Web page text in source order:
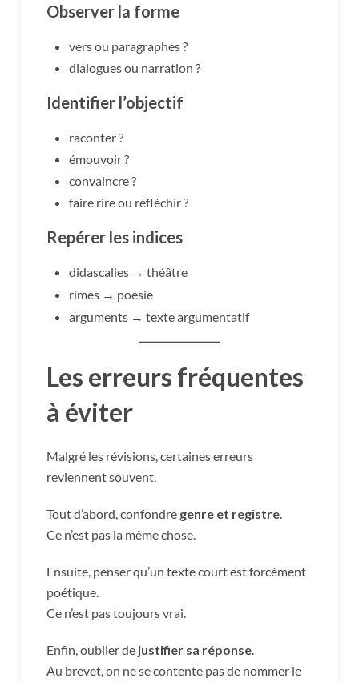
Observer la forme
vers ou paragraphes ?
dialogues ou narration ?
Identifier l’objectif
raconter ?
émouvoir ?
convaincre ?
faire rire ou réfléchir ?
Repérer les indices
didascalies → théâtre
rimes → poésie
arguments → texte argumentatif
Les erreurs fréquentes
à éviter
Malgré les révisions, certaines erreurs
reviennent souvent.
Tout d’abord, confondre genre et registre
Ce n’est pas la même chose.
Ensuite, penser qu’un texte court est forcément
poétique.
Ce n’est pas toujours vrai.
Enfin, oublier de justifier sa réponse
Au brevet, on ne se contente pas de nommer le